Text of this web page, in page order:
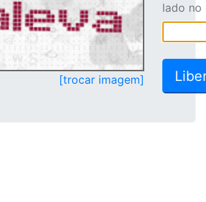
[trocar imagem]
lado no